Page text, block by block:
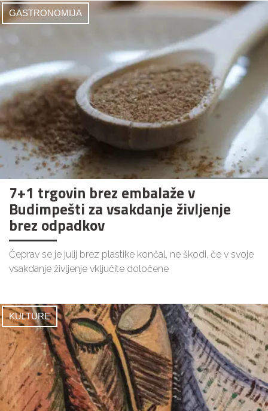
GASTRONOMIJA
7+1 trgovin brez embalaže v
Budimpešti za vsakdanje življenje
brez odpadkov
Čeprav se je julij brez plastike končal, ne škodi, če v svoje
vsakdanje življenje vključite določene
KULTURE